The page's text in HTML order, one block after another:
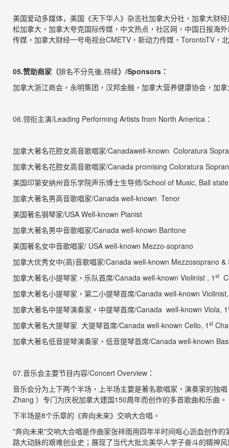
美国爱动多媒体， 美国《天下华人》杂志社加拿大分社，加拿大财
松加拿大，加拿大夸克国际传媒，中文热点，社区网，中国日报海
传媒 ， 加拿大财经一号电视台CMETV ，新动力传媒， TorontoTV ，
05.赞助商家（排名不分先後,待续） /Sponsors ：
加拿大浙江商会，永明集团，汉邦金融，加拿大营养健康协会，加
06.领衔主演/Leading Performing Artists from North America ：
加拿大著名花腔女高音歌唱家/Canadawell-known Coloratura
加拿大著名花腔女高音歌唱家/Canada promising Coloratura
美国印第安纳州音乐学院声乐博士生导师/School of Music, Ball
加拿大著名男高音歌唱家/Canada well-known Tenor
美国著名钢琴家/USA Well-known Pianist
加拿大著名男中音歌唱家/Canada well-known Baritone
美国著名女中音歌唱家/ USA well-known Mezzo-
加拿大优秀女中(高)音歌唱家/Canada well-known Mezzosoprano &
加拿大著名小提琴家， 乐队首席/Canada well-known Violinist , 1 st
加拿大著名小提琴家，第二小提琴首席/Canada well-known
加拿大著名中提琴演奏家，中提琴首席/Canada well-known Viola, 1
加拿大著名大提琴家 大提琴首席/Canada well-known Cello, 1 st
加拿大著名低音提琴演奏家 ， 低音提琴首席/Canada well-known
07.音乐会主要节目内容/Concert Overview ：
音乐会分为上下两个半场， 上半场主要是著名歌唱家， 演奏家的独
Zhang ）专门为庆祝加拿大建国150周年而创作的多首歌曲和乐曲 。
下半场是8个乐章的《奔向未来》交响大合唱 。
"奔向未来"交响大合唱是作曲家张祥雨用四年半时间呕心沥血创作
路大动脉的艰难创业史；展现了当代大批北美华人学子奋斗的精神